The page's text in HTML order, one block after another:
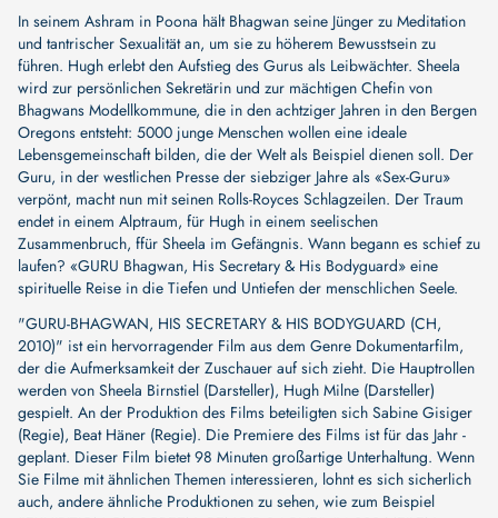
In seinem Ashram in Poona hält Bhagwan seine Jünger zu Meditation
und tantrischer Sexualität an, um sie zu höherem Bewusstsein zu
führen. Hugh erlebt den Aufstieg des Gurus als Leibwächter. Sheela
wird zur persönlichen Sekretärin und zur mächtigen Chefin von
Bhagwans Modellkommune, die in den achtziger Jahren in den Bergen
Oregons entsteht: 5000 junge Menschen wollen eine ideale
Lebensgemeinschaft bilden, die der Welt als Beispiel dienen soll. Der
Guru, in der westlichen Presse der siebziger Jahre als «Sex-Guru»
verpönt, macht nun mit seinen Rolls-Royces Schlagzeilen. Der Traum
endet in einem Alptraum, für Hugh in einem seelischen
Zusammenbruch, ffür Sheela im Gefängnis. Wann begann es schief zu
laufen? «GURU Bhagwan, His Secretary & His Bodyguard» eine
spirituelle Reise in die Tiefen und Untiefen der menschlichen Seele.
"GURU-BHAGWAN, HIS SECRETARY & HIS BODYGUARD (CH,
2010)" ist ein hervorragender Film aus dem Genre Dokumentarfilm,
der die Aufmerksamkeit der Zuschauer auf sich zieht. Die Hauptrollen
werden von Sheela Birnstiel (Darsteller), Hugh Milne (Darsteller)
gespielt. An der Produktion des Films beteiligten sich Sabine Gisiger
(Regie), Beat Häner (Regie). Die Premiere des Films ist für das Jahr -
geplant. Dieser Film bietet 98 Minuten großartige Unterhaltung. Wenn
Sie Filme mit ähnlichen Themen interessieren, lohnt es sich sicherlich
auch, andere ähnliche Produktionen zu sehen, wie zum Beispiel